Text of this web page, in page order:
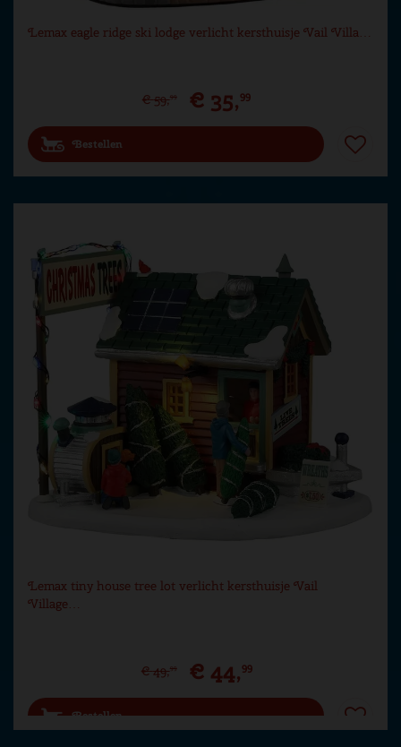
Lemax eagle ridge ski lodge verlicht kersthuisje Vail Villa…
€ 59,99 € 35,99
Bestellen
Lemax tiny house tree lot verlicht kersthuisje Vail
Village…
€ 49,99 € 44,99
Bestellen